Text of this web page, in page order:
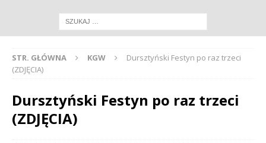
STR. GŁÓWNA KGW
Dursztyński Festyn po raz trzeci
(ZDJĘCIA)
Dursztyński Festyn po raz trzeci
(ZDJĘCIA)